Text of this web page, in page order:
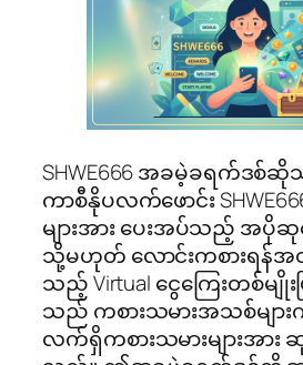
SHWE666 အခမဲ့ခရက်ဒစ်
ကာစီနိုပလက်ဖောင်း
များအား ပေးအပ်သည့် အပိုဆု
သို့မဟုတ် လောင်းကစားရန်
သည့် Virtual ငွေကြေးတစ်မျိုး
သည် ကစားသမားအသစ်မျာ
လက်ရှိကစားသမားများအား